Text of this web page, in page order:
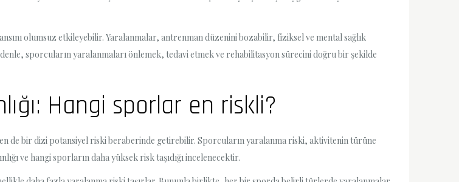
olumsuz etkileyebilir. Yaralanmalar, antrenman düzenini bozabilir, fiziksel ve mental sağlık
sporcuların yaralanmaları önlemek, tedavi etmek ve rehabilitasyon sürecini doğru bir şekilde
Hangi sporlar en riskli?
de bir dizi potansiyel riski beraberinde getirebilir. Sporcuların yaralanma riski, aktivitenin türüne
ve hangi sporların daha yüksek risk taşıdığı incelenecektir.